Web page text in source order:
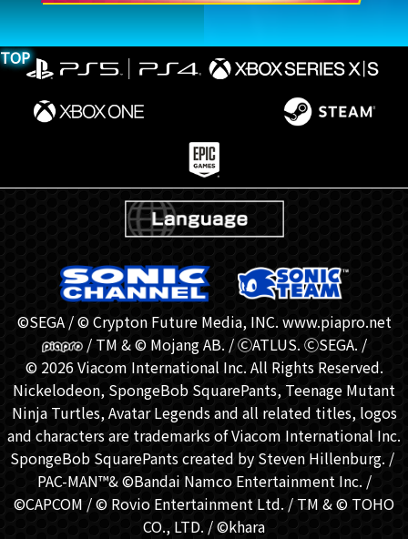
TOP
©SEGA / © Crypton Future Media, INC. www.piapro.net
/ TM & © Mojang AB. / ⒸATLUS. ⒸSEGA. /
© 2026 Viacom International Inc. All Rights Reserved.
Nickelodeon, SpongeBob SquarePants, Teenage Mutant
Ninja Turtles, Avatar Legends and all related titles, logos
and characters are trademarks of Viacom International Inc.
SpongeBob SquarePants created by Steven Hillenburg. / ​
PAC-MAN™& ©Bandai Namco Entertainment Inc. /
©CAPCOM / © Rovio Entertainment Ltd. / TM & © TOHO
CO., LTD. / ©khara